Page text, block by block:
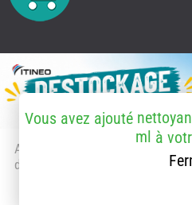
Accueil
> Accessoires et pièces
détachées
Vous avez ajouté
ml à